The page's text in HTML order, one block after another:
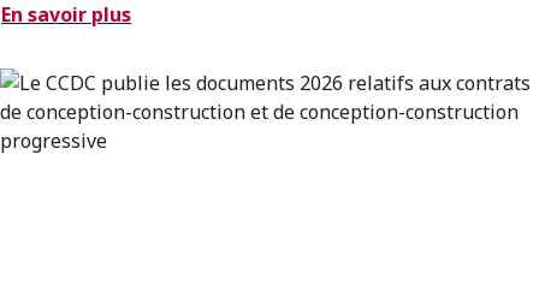
En savoir plus